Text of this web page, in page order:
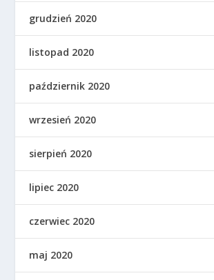
grudzień 2020
listopad 2020
październik 2020
wrzesień 2020
sierpień 2020
lipiec 2020
czerwiec 2020
maj 2020